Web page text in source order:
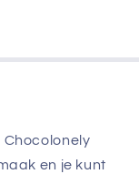
Chocolonely
en je kunt